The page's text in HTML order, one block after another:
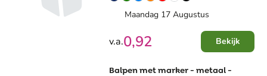
Maandag 17 Augustus
v.a.0,92 Bekijk
Balpen met marker - metaal -